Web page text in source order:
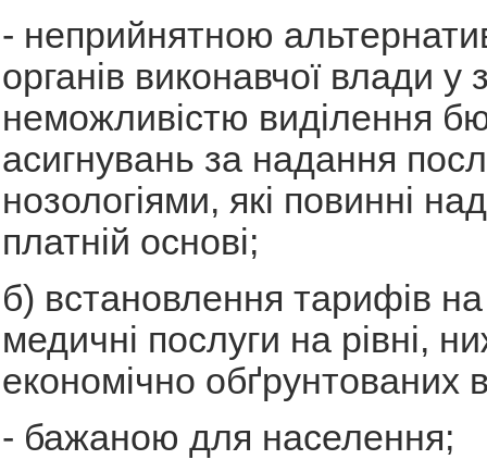
- неприйнятною
органів виконавчої влади у
неможливістю виділення
асигнувань за надання
нозологіями, які повинні
платній основі;
б) встановлення тарифів на
медичні послуги на рівні,
економічно обґрунтованих
- бажаною для населення;